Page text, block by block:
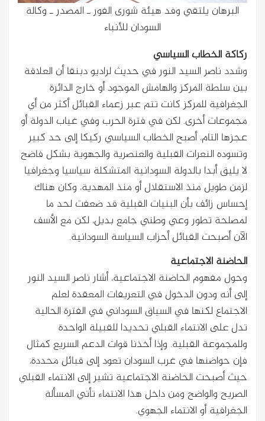
البرهان يلتقي وفد هيئة شورى الفور ـ المصدر ـ وكالة
السودان للأنباء
ركاكة الخطاب السياسي
وشدد ناصر السيد النور في حديث لراديو دبنقا أن العلاقة
بين سلطة المركز والهامش الموجود أو خارج الدائرة
الجغرافية للمركز كانت تتم عبر زعماء القبائل أكثر من أي
مجموعات أخرى. لكن في فترة الحرب وفي غياب الدولة أو
عجزها التام، أصبح الخطاب السياسي ركيكا إلى حد كبير
وتسوده النعرات القبلية والعنصرية والجهوية بشكل فاضح
لا يليق أبدا بالدولة السودانية المتشكلة سياسيا وجغرافيا
لزمن طويل منذ الاستقلال أو منذ المهدية، وكان هناك
إحساس زائف بأن البنيات القبلية قد ضعفت لحد ما
لمصلحة تطور وعي وطني جامع بديل، لكن مع الأسف
الآن أصبحت القبائل أحزاب السياسة السودانية.
الحاضنة الاجتماعية
وحول مفهوم الحاضنة الاجتماعية، أشار ناصر السيد النور
إلى أنه ودون الدخول في التعريفات المعقدة لعلم
الاجتماع لكنها في السياق السوداني في الفترة الحالية
تدل على الانتماء القبلي تحديدا للقبيلة الواحدة
وللمجموعة القبلية. وإذا أخذنا قوات الدعم السريع كمثال
فإن حواضنها في غرب السودان تعود إلى قبائل محددة،
حيث أصبحت الحاضنة الاجتماعية تشير إلى الانتماء القبلي
الصريح والواضح ومن داخل هذا الانتماء تأتي المسألة
الجغرافية أو الانتماء الجهوي.